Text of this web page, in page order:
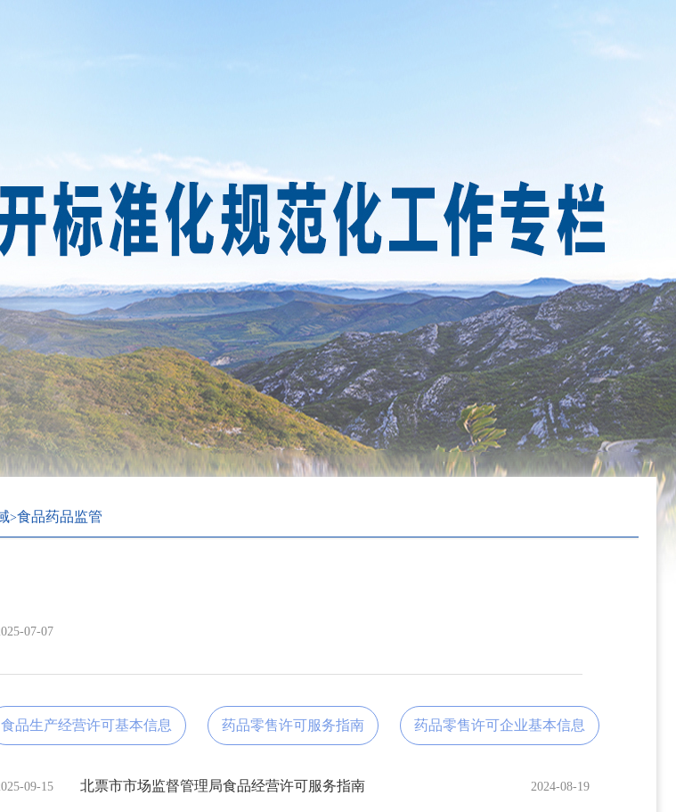
>食品药品监管
07-07
食品生产经营许可基本信息 药品零售许可服务指南 药品零售许可企业基本信息
09-15 北票市市场监督管理局食品经营许可服务指南 2024-08-19